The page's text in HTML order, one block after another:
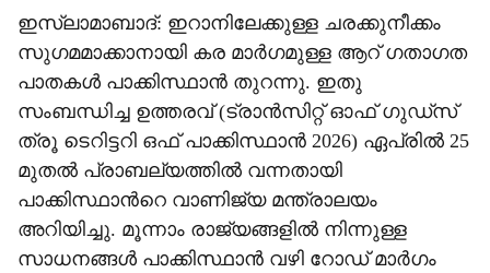
ഇസ്‌ലാമാബാദ്: ഇറാനിലേക്കുള്ള ചരക്കുനീക്കം
സുഗമമാക്കാനായി കര മാര്‍ഗമുള്ള ആറ് ഗതാഗത
പാതകള്‍ പാക്കിസ്ഥാന്‍ തുറന്നു. ഇതു
സംബന്ധിച്ച ഉത്തരവ് (ട്രാന്‍സിറ്റ് ഓഫ് ഗുഡ്‌സ്
ത്രൂ ടെറിട്ടറി ഒഫ് പാക്കിസ്ഥാന്‍ 2026) ഏപ്രില്‍ 25
മുതല്‍ പ്രാബല്യത്തില്‍ വന്നതായി
പാക്കിസ്ഥാന്‍റെ വാണിജ്യ മന്ത്രാലയം
അറിയിച്ചു. മൂന്നാം രാജ്യങ്ങളില്‍ നിന്നുള്ള
സാധനങ്ങള്‍ പാക്കിസ്ഥാന്‍ വഴി റോഡ് മാര്‍ഗം